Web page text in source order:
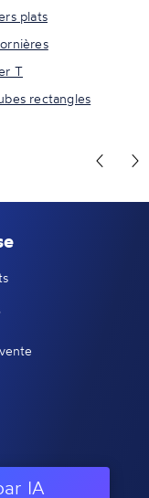
plats
T
rectangles
IA